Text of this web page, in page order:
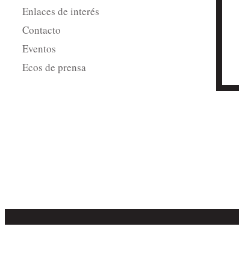
Enlaces de interés
Contacto
Eventos
Ecos de prensa